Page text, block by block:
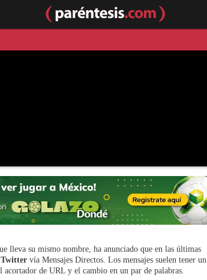
lleva su mismo nombre, ha anunciado que en las últimas
vía Mensajes Directos. Los mensajes suelen tener un
de URL y el cambio en un par de palabras.